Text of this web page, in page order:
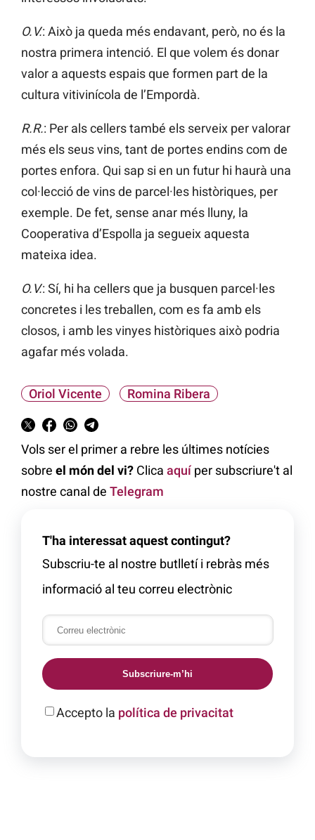
O.V.: Això ja queda més endavant, però, no és la
nostra primera intenció. El que volem és donar
valor a aquests espais que formen part de la
cultura vitivinícola de l’Empordà.
R.R.: Per als cellers també els serveix per valorar
més els seus vins, tant de portes endins com de
portes enfora. Qui sap si en un futur hi haurà una
col·lecció de vins de parcel·les històriques, per
exemple. De fet, sense anar més lluny, la
Cooperativa d’Espolla ja segueix aquesta
mateixa idea.
O.V.: Sí, hi ha cellers que ja busquen parcel·les
concretes i les treballen, com es fa amb els
closos, i amb les vinyes històriques això podria
agafar més volada.
Oriol Vicente Romina Ribera
Vols ser el primer a rebre les últimes notícies
sobre el món del vi? Clica aquíper subscriure't al
nostre canal de Telegram
T'ha interessat aquest contingut?
Subscriu-te al nostre butlletí i rebràs més
informació al teu correu electrònic
Subscriure-m’hi
Accepto la política de privacitat